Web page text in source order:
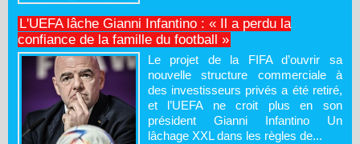
L'UEFA lâche Gianni Infantino : « Il a perdu la
confiance de la famille du football »
Le projet de la FIFA d’ouvrir sa
nouvelle structure commerciale à
des investisseurs privés a été retiré,
et l’UEFA ne croit plus en son
président Gianni Infantino Un
lâchage XXL dans les règles de...